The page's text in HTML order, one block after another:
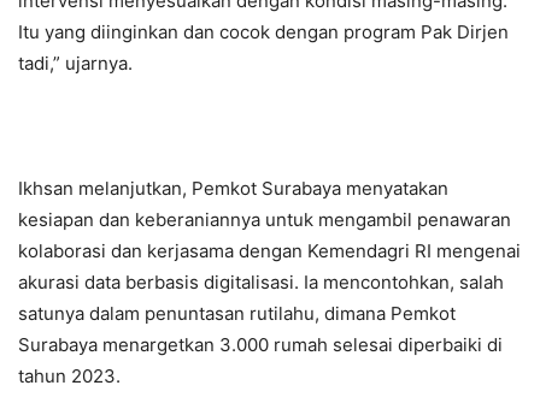
Itu yang diinginkan dan cocok dengan program Pak Dirjen
tadi,” ujarnya.
Ikhsan melanjutkan, Pemkot Surabaya menyatakan
kesiapan dan keberaniannya untuk mengambil penawaran
kolaborasi dan kerjasama dengan Kemendagri RI mengenai
akurasi data berbasis digitalisasi. Ia mencontohkan, salah
satunya dalam penuntasan rutilahu, dimana Pemkot
Surabaya menargetkan 3.000 rumah selesai diperbaiki di
tahun 2023.